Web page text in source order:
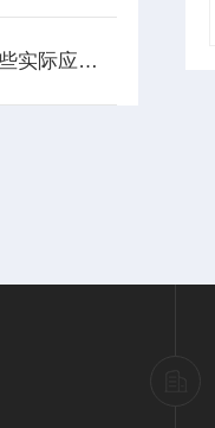
转速数字显示仪有哪些实际应用？